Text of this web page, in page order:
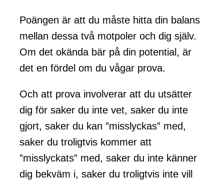
Poängen är att du måste hitta din balans
mellan dessa två motpoler och dig själv.
Om det okända bär på din potential, är
det en fördel om du vågar prova.
Och att prova involverar att du utsätter
dig för saker du inte vet, saker du inte
gjort, saker du kan ”misslyckas” med,
saker du troligtvis kommer att
”misslyckats” med, saker du inte känner
dig bekväm i, saker du troligtvis inte vill